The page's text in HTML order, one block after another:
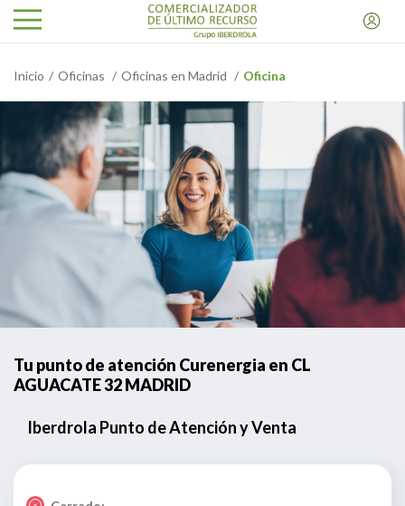
Inicio Oficinas Oficinas en Madrid Oficina
Tu punto de atención Curenergia en CL
AGUACATE 32 MADRID
Iberdrola Punto de Atención y Venta